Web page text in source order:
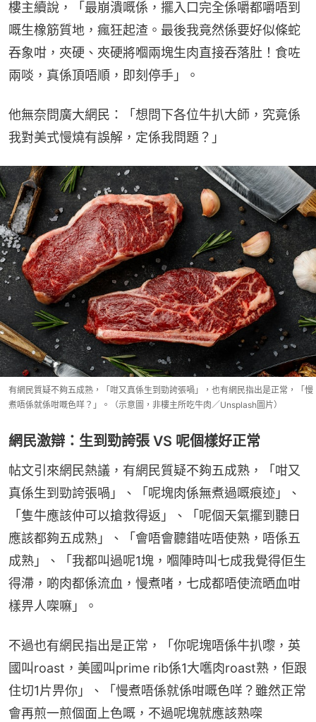
樓主續說，「最崩潰嘅係，擺入口完全係嚼都嚼唔到
嘅生橡筋質地，瘋狂起渣。最後我竟然係要好似條蛇
吞象咁，夾硬、夾硬將嗰兩塊生肉直接吞落肚！食咗
兩啖，真係頂唔順，即刻停手」。
他無奈問廣大網民：「想問下各位牛扒大師，究竟係
我對美式慢燒有誤解，定係我問題？」
有網民質疑不夠五成熟，「咁又真係生到勁誇張喎」，也有網民指出是正常，「慢
煮唔係就係咁嘅色咩？」。（示意圖，非樓主所吃牛肉／Unsplash圖片）
網民激辯：生到勁誇張 VS 呢個樣好正常
帖文引來網民熱議，有網民質疑不夠五成熟，「咁又
真係生到勁誇張喎」、「呢塊肉係無煮過嘅痕迹」、
「隻牛應該仲可以搶救得返」、「呢個天氣擺到聽日
應該都夠五成熟」、「會唔會聽錯咗唔使熟，唔係五
成熟」、「我都叫過呢1塊，嗰陣時叫七成我覺得佢生
得滯，啲肉都係流血，慢煮啫，七成都唔使流晒血咁
樣畀人㗎嘛」。
不過也有網民指出是正常，「你呢塊唔係牛扒嚟，英
國叫roast，美國叫prime rib係1大嚿肉roast熟，佢跟
住切1片畀你」、「慢煮唔係就係咁嘅色咩？雖然正常
會再煎一煎個面上色嘅，不過呢塊就應該熟㗎